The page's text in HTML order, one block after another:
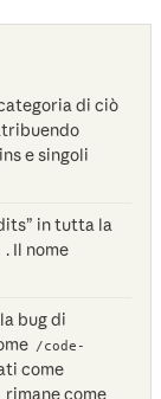
di ciò
e singoli
in tutta la
. Il nome
bug di
/code-
come
rimane come